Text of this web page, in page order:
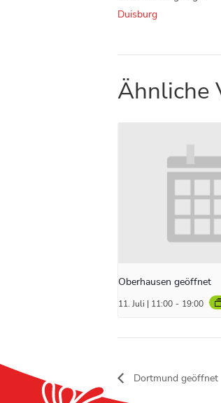
Duisburg
Ähnliche
Oberhausen geöffnet
11. Juli | 11:00 - 19:00
Dortmund geöffnet